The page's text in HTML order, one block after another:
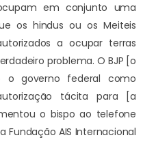
em conjunto uma
os hindus ou os Meiteis
a ocupar terras
problema. O BJP [o
governo federal como
tácita para [a
o bispo ao telefone
Fundação AIS Internacional